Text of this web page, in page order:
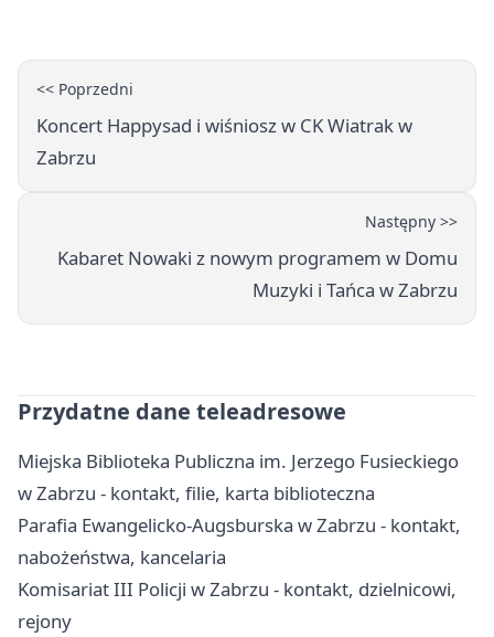
<< Poprzedni
Koncert Happysad i wiśniosz w CK Wiatrak w
Zabrzu
Następny >>
Kabaret Nowaki z nowym programem w Domu
Muzyki i Tańca w Zabrzu
Przydatne dane teleadresowe
Miejska Biblioteka Publiczna im. Jerzego Fusieckiego
w Zabrzu - kontakt, filie, karta biblioteczna
Parafia Ewangelicko-Augsburska w Zabrzu - kontakt,
nabożeństwa, kancelaria
Komisariat III Policji w Zabrzu - kontakt, dzielnicowi,
rejony